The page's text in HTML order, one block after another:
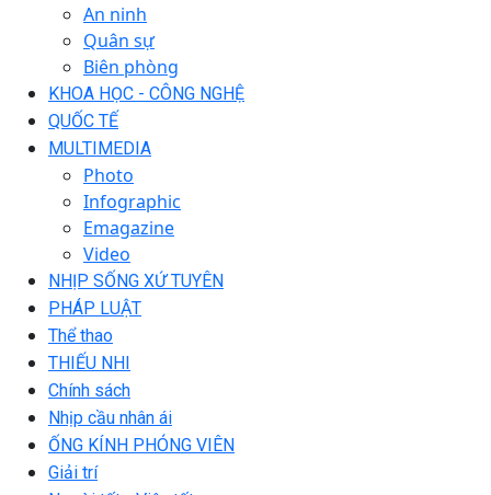
An ninh
Quân sự
Biên phòng
KHOA HỌC - CÔNG NGHỆ
QUỐC TẾ
MULTIMEDIA
Photo
Infographic
Emagazine
Video
NHỊP SỐNG XỨ TUYÊN
PHÁP LUẬT
Thể thao
THIẾU NHI
Chính sách
Nhịp cầu nhân ái
ỐNG KÍNH PHÓNG VIÊN
Giải trí